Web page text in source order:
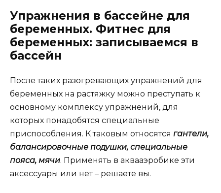
Упражнения в бассейне для
беременных. Фитнес для
беременных: записываемся в
бассейн
После таких разогревающих упражнений для
беременных на растяжку можно преступать к
основному комплексу упражнений, для
которых понадобятся специальные
приспособления. К таковым относятся гантели,
балансировочные подушки, специальные
пояса, мячи. Применять в аквааэробике эти
аксессуары или нет – решаете вы.